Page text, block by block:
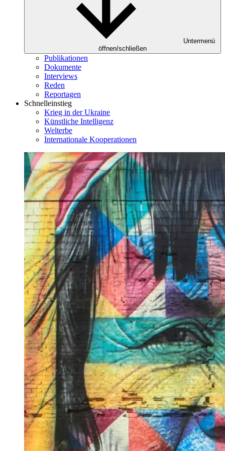
Untermenü
öffnen/schließen
Publikationen
Dokumente
Interviews
Reden
Reportagen
Schnelleinstieg
Krieg in der Ukraine
Künstliche Intelligenz
Welterbe
Internationale Kooperationen